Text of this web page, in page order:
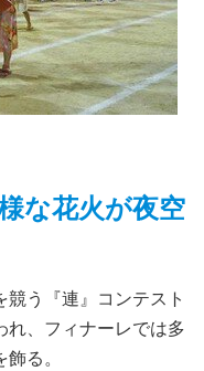
な花火が夜空
う『連』コンテスト
、フィナーレでは多
る。